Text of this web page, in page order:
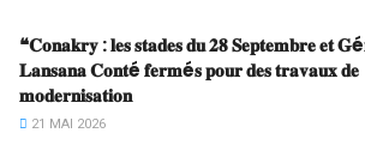
❝𝐂𝐨𝐧𝐚𝐤𝐫𝐲 : 𝐥𝐞𝐬 𝐬𝐭𝐚𝐝𝐞𝐬 𝐝𝐮 𝟐𝟖 𝐒𝐞𝐩𝐭𝐞𝐦𝐛𝐫𝐞 𝐞𝐭
𝐋𝐚𝐧𝐬𝐚𝐧𝐚 𝐂𝐨𝐧𝐭é 𝐟𝐞𝐫𝐦é𝐬 𝐩𝐨𝐮𝐫 𝐝𝐞𝐬 𝐭𝐫𝐚𝐯𝐚𝐮𝐱 𝐝𝐞
𝐦𝐨𝐝𝐞𝐫𝐧𝐢𝐬𝐚𝐭𝐢𝐨𝐧
21 MAI 2026